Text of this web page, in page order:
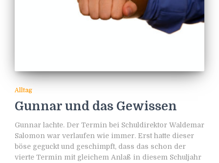
Alltag
Gunnar und das Gewissen
Gunnar lachte. Der Termin bei Schuldirektor Waldemar
Salomon war verlaufen wie immer. Erst hatte dieser
böse geguckt und geschimpft, dass das schon der
vierte Termin mit gleichem Anlaß in diesem Schuljahr